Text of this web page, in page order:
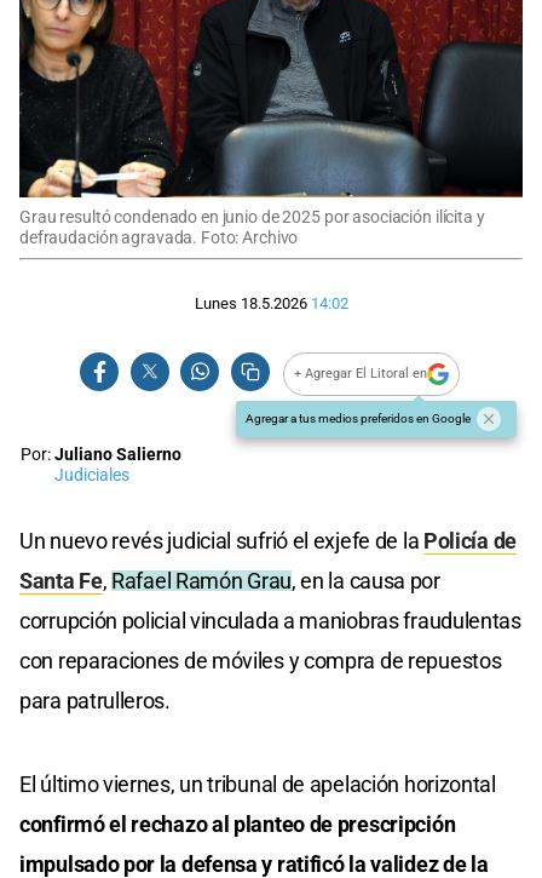
Grau resultó condenado en junio de 2025 por asociación ilícita y
defraudación agravada. Foto: Archivo
Lunes 18.5.2026 14:02
+ Agregar El Litoral en
Agregar a tus medios preferidos en Google
Por:Juliano Salierno
Judiciales
Un nuevo revés judicial sufrió el exjefe de la Policía de
Santa Fe, Rafael Ramón Grau, en la causa por
corrupción policial vinculada a maniobras fraudulentas
con reparaciones de móviles y compra de repuestos
para patrulleros.
El último viernes, un tribunal de apelación horizontal
confirmó el rechazo al planteo de prescripción
impulsado por la defensa y ratificó la validez de la